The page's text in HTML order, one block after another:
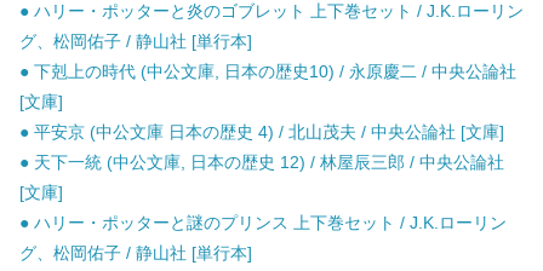
● ハリー・ポッターと炎のゴブレット 上下巻セット / J.K.ローリン
グ、松岡佑子 / 静山社 [単行本]
● 下剋上の時代 (中公文庫, 日本の歴史10) / 永原慶二 / 中央公論社
[文庫]
● 平安京 (中公文庫 日本の歴史 4) / 北山茂夫 / 中央公論社 [文庫]
● 天下一統 (中公文庫, 日本の歴史 12) / 林屋辰三郎 / 中央公論社
[文庫]
● ハリー・ポッターと謎のプリンス 上下巻セット / J.K.ローリン
グ、松岡佑子 / 静山社 [単行本]